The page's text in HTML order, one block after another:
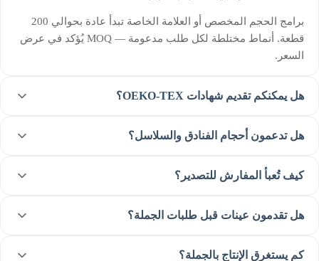
برامج الحجم المخصص أو العلامة الخاصة تبدأ عادة بحوالي 200
قطعة. أنماط مختلطة لكل طلب مدعومة — MOQ يُؤكد في عرض
السعر.
هل يمكنكم تقديم شهادات OEKO-TEX؟
هل تدعمون أحجام الفنادق والسلاسل؟
كيف تُعبأ المفارش للتصدير؟
هل تقدمون عينات قبل طلبات الجملة؟
كم يستغرق الإنتاج بالجملة؟